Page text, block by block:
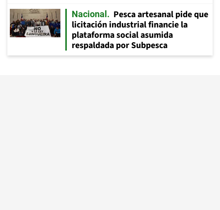
Nacional
Pesca artesanal pide que
licitación industrial financie la
plataforma social asumida
respaldada por Subpesca